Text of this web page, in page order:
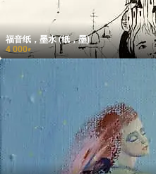
福音纸，墨水 (纸，墨)
4 000₽